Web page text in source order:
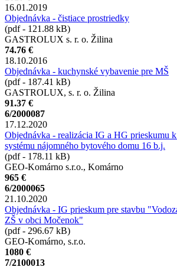
16.01.2019
Objednávka - čistiace prostriedky
(pdf - 121.88 kB)
GASTROLUX s. r. o. Žilina
74.76 €
18.10.2016
Objednávka - kuchynské vybavenie pre MŠ
(pdf - 187.41 kB)
GASTROLUX, s. r. o. Žilina
91.37 €
6/2000087
17.12.2020
Objednávka - realizácia IG a HG prieskumu
systému nájomného bytového domu 16 b.j.
(pdf - 178.11 kB)
GEO-Komárno s.r.o., Komárno
965 €
6/2000065
21.10.2020
Objednávka - IG prieskum pre stavbu
ZŠ v obci Močenok"
(pdf - 296.67 kB)
GEO-Komárno, s.r.o.
1080 €
7/2100013